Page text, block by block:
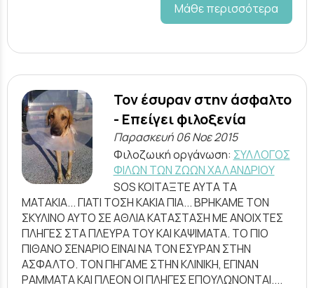
Μάθε περισσότερα
Τον έσυραν στην άσφαλτο
- Επείγει φιλοξενία
Παρασκευή 06 Νοε 2015
Φιλοζωική οργάνωση: ΣΥΛΛΟΓΟΣ
ΦΙΛΩΝ ΤΩΝ ΖΩΩΝ ΧΑΛΑΝΔΡΙΟΥ
SOS ΚΟΙΤΑΞΤΕ ΑΥΤΑ ΤΑ
ΜΑΤΑΚΙΑ... ΓΙΑΤΙ ΤΟΣΗ ΚΑΚΙΑ ΠΙΑ... ΒΡΗΚΑΜΕ ΤΟΝ
ΣΚΥΛΙΝΟ ΑΥΤΟ ΣΕ ΑΘΛΙΑ ΚΑΤΑΣΤΑΣΗ ΜΕ ΑΝΟΙΧΤΕΣ
ΠΛΗΓΕΣ ΣΤΑ ΠΛΕΥΡΑ ΤΟΥ ΚΑΙ ΚΑΨΙΜΑΤΑ. ΤΟ ΠΙΟ
ΠΙΘΑΝΟ ΣΕΝΑΡΙΟ ΕΙΝΑΙ ΝΑ ΤΟΝ ΕΣΥΡΑΝ ΣΤΗΝ
ΑΣΦΑΛΤΟ. ΤΟΝ ΠΗΓΑΜΕ ΣΤΗΝ ΚΛΙΝΙΚΗ, ΕΓΙΝΑΝ
ΡΑΜΜΑΤΑ ΚΑΙ ΠΛΕΟΝ ΟΙ ΠΛΗΓΕΣ ΕΠΟΥΛΩΝΟΝΤΑΙ....